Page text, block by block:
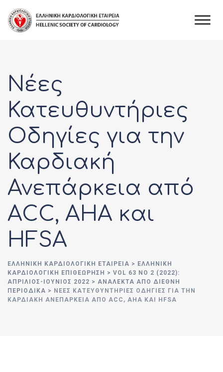
content
Νέες
Κατευθυντήριες
Οδηγίες για την
Καρδιακή
Ανεπάρκεια από
ACC, AHA και
HFSA
ΕΛΛΗΝΙΚΉ ΚΑΡΔΙΟΛΟΓΙΚΉ ΕΤΑΙΡΕΊΑ > ΕΛΛΗΝΙΚΗ
ΚΑΡΔΙΟΛΟΓΙΚΗ ΕΠΙΘΕΩΡΗΣΗ > VOL 63 NO 2 (2022):
ΑΠΡΙΛΙΟΣ-ΙΟΥΝΙΟΣ 2022 > ΑΝΑΛΕΚΤΑ ΑΠΟ ΔΙΕΘΝΗ
ΠΕΡΙΟΔΙΚΑ > ΝΈΕΣ ΚΑΤΕΥΘΥΝΤΉΡΙΕΣ ΟΔΗΓΊΕΣ ΓΙΑ ΤΗΝ
ΚΑΡΔΙΑΚΉ ΑΝΕΠΆΡΚΕΙΑ ΑΠΌ ACC, AHA ΚΑΙ HFSA